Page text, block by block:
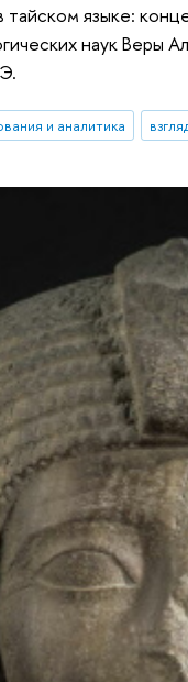
тайском языке:
наук Веры
и аналитика